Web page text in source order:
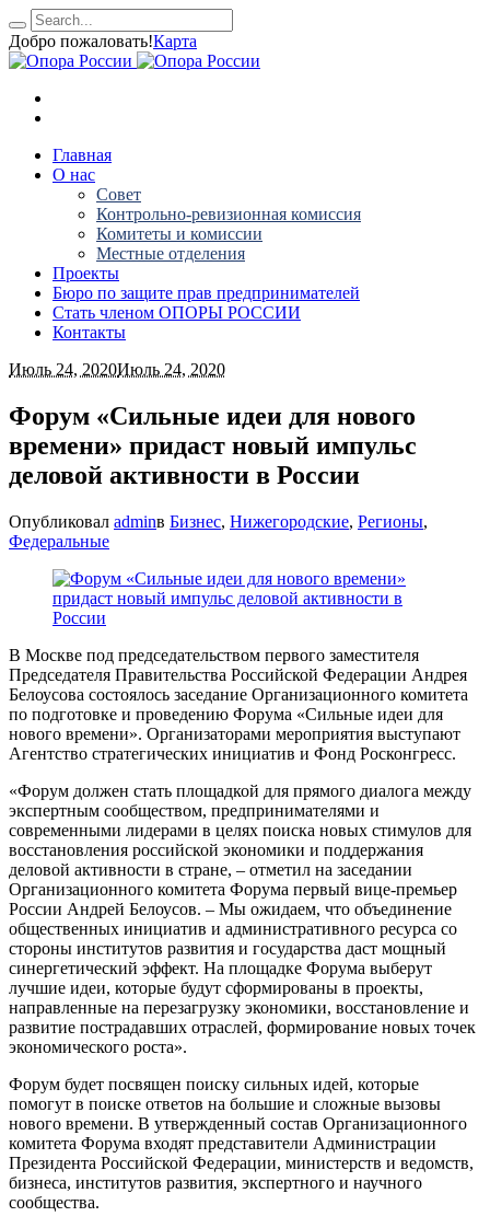
Добро пожаловать!Карта
Главная
О нас
Совет
Контрольно-ревизионная комиссия
Комитеты и комиссии
Местные отделения
Проекты
Бюро по защите прав предпринимателей
Стать членом ОПОРЫ РОССИИ
Контакты
Июль 24, 2020Июль 24, 2020
Форум «Сильные идеи для нового
времени» придаст новый импульс
деловой активности в России
Опубликовал adminв Бизнес, Нижегородские, Регионы,
Федеральные
В Москве под председательством первого заместителя
Председателя Правительства Российской Федерации Андрея
Белоусова состоялось заседание Организационного комитета
по подготовке и проведению Форума «Сильные идеи для
нового времени». Организаторами мероприятия выступают
Агентство стратегических инициатив и Фонд Росконгресс.
«Форум должен стать площадкой для прямого диалога между
экспертным сообществом, предпринимателями и
современными лидерами в целях поиска новых стимулов для
восстановления российской экономики и поддержания
деловой активности в стране, – отметил на заседании
Организационного комитета Форума первый вице-премьер
России Андрей Белоусов. – Мы ожидаем, что объединение
общественных инициатив и административного ресурса со
стороны институтов развития и государства даст мощный
синергетический эффект. На площадке Форума выберут
лучшие идеи, которые будут сформированы в проекты,
направленные на перезагрузку экономики, восстановление и
развитие пострадавших отраслей, формирование новых точек
экономического роста».
Форум будет посвящен поиску сильных идей, которые
помогут в поиске ответов на большие и сложные вызовы
нового времени. В утвержденный состав Организационного
комитета Форума входят представители Администрации
Президента Российской Федерации, министерств и ведомств,
бизнеса, институтов развития, экспертного и научного
сообщества.